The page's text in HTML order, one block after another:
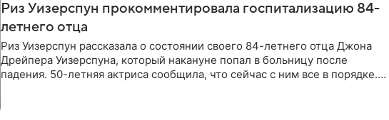
Риз Уизерспун прокомментировала госпитализацию 84-
летнего отца
Риз Уизерспун рассказала о состоянии своего 84-летнего отца Джона
Дрейпера Уизерспуна, который накануне попал в больницу после
падения. 50-летняя актриса сообщила, что сейчас с ним все в порядке.